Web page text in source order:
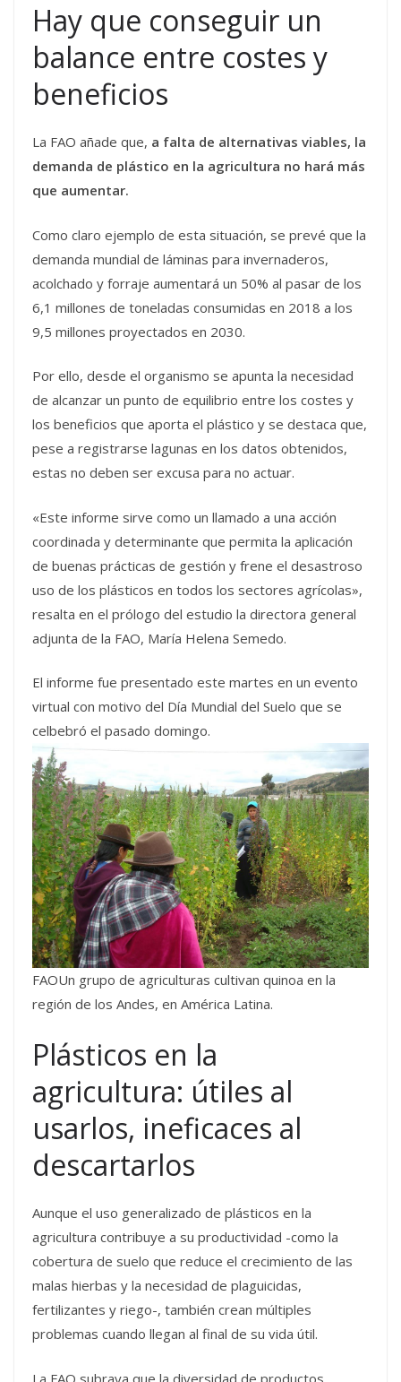
Hay que conseguir un
balance entre costes y
beneficios
La FAO añade que, a falta de alternativas viables, la
demanda de plástico en la agricultura no hará más
que aumentar.
Como claro ejemplo de esta situación, se prevé que la
demanda mundial de láminas para invernaderos,
acolchado y forraje aumentará un 50% al pasar de los
6,1 millones de toneladas consumidas en 2018 a los
9,5 millones proyectados en 2030.
Por ello, desde el organismo se apunta la necesidad
de alcanzar un punto de equilibrio entre los costes y
los beneficios que aporta el plástico y se destaca que,
pese a registrarse lagunas en los datos obtenidos,
estas no deben ser excusa para no actuar.
«Este informe sirve como un llamado a una acción
coordinada y determinante que permita la aplicación
de buenas prácticas de gestión y frene el desastroso
uso de los plásticos en todos los sectores agrícolas»,
resalta en el prólogo del estudio la directora general
adjunta de la FAO, María Helena Semedo.
El informe fue presentado este martes en un evento
virtual con motivo del Día Mundial del Suelo que se
celbebró el pasado domingo.
FAOUn grupo de agriculturas cultivan quinoa en la
región de los Andes, en América Latina.
Plásticos en la
agricultura: útiles al
usarlos, ineficaces al
descartarlos
Aunque el uso generalizado de plásticos en la
agricultura contribuye a su productividad -como la
cobertura de suelo que reduce el crecimiento de las
malas hierbas y la necesidad de plaguicidas,
fertilizantes y riego-, también crean múltiples
problemas cuando llegan al final de su vida útil.
La FAO subraya que la diversidad de productos